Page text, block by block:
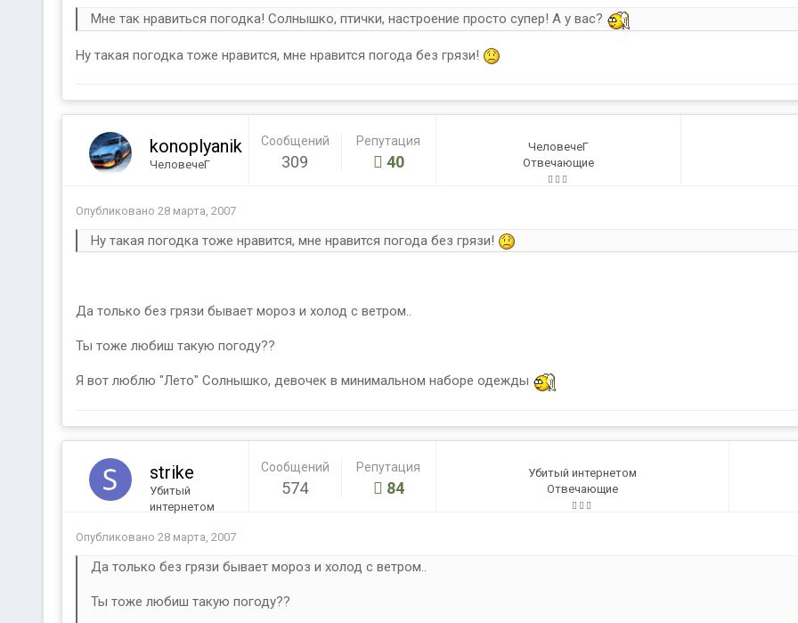
Мне так нравиться погодка! Солнышко, птички, настроение просто супер! А у вас?
Ну такая погодка тоже нравится, мне нравится погода без грязи!
konoplyanik
ЧеловечеГ
Сообщений
309
Репутация
40
ЧеловечеГ
Отвечающие
Опубликовано 28 марта, 2007
Ну такая погодка тоже нравится, мне нравится погода без грязи!
Да только без грязи бывает мороз и холод с ветром..
Ты тоже любиш такую погоду??
Я вот люблю "Лето" Солнышко, девочек в минимальном наборе одежды
strike
Убитый
интернетом
Сообщений
574
Репутация
84
Убитый интернетом
Отвечающие
Опубликовано 28 марта, 2007
Да только без грязи бывает мороз и холод с ветром..
Ты тоже любиш такую погоду??